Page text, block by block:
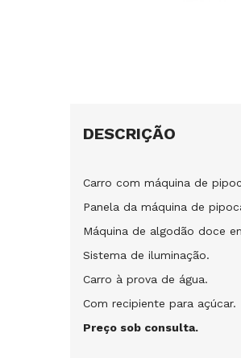
DESCRIÇÃO
Carro com máquina de
Panela da máquina de
Máquina de algodão doce
Sistema de iluminação.
Carro à prova de água.
Com recipiente para açúcar.
Preço sob consulta.